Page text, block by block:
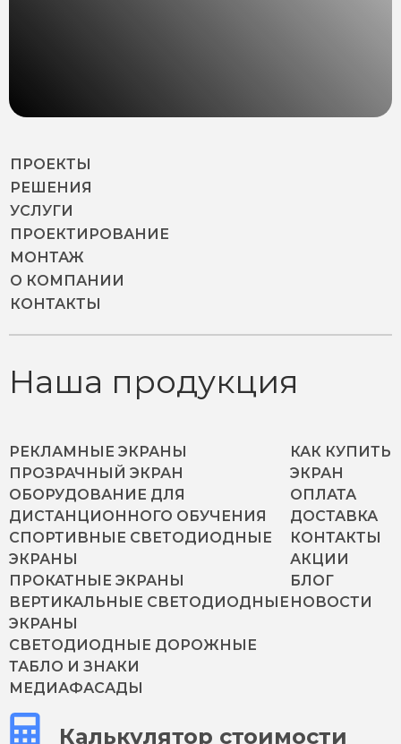
ПРОЕКТЫ
РЕШЕНИЯ
УСЛУГИ
ПРОЕКТИРОВАНИЕ
МОНТАЖ
О КОМПАНИИ
КОНТАКТЫ
Наша продукция
РЕКЛАМНЫЕ ЭКРАНЫ
ПРОЗРАЧНЫЙ ЭКРАН
ОБОРУДОВАНИЕ ДЛЯ
ДИСТАНЦИОННОГО ОБУЧЕНИЯ
СПОРТИВНЫЕ СВЕТОДИОДНЫЕ
ЭКРАНЫ
ПРОКАТНЫЕ ЭКРАНЫ
ВЕРТИКАЛЬНЫЕ СВЕТОДИОДНЫЕ
ЭКРАНЫ
СВЕТОДИОДНЫЕ ДОРОЖНЫЕ
ТАБЛО И ЗНАКИ
МЕДИАФАСАДЫ
КАК КУПИТЬ
ЭКРАН
ОПЛАТА
ДОСТАВКА
КОНТАКТЫ
АКЦИИ
БЛОГ
НОВОСТИ
Калькулятор стоимости